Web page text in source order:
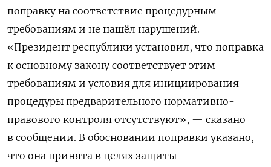
поправку на соответствие процедурным
требованиям и не нашёл нарушений.
«Президент республики установил, что поправка
к основному закону соответствует этим
требованиям и условия для инициирования
процедуры предварительного нормативно-
правового контроля отсутствуют», — сказано
в сообщении. В обосновании поправки указано,
что она принята в целях защиты